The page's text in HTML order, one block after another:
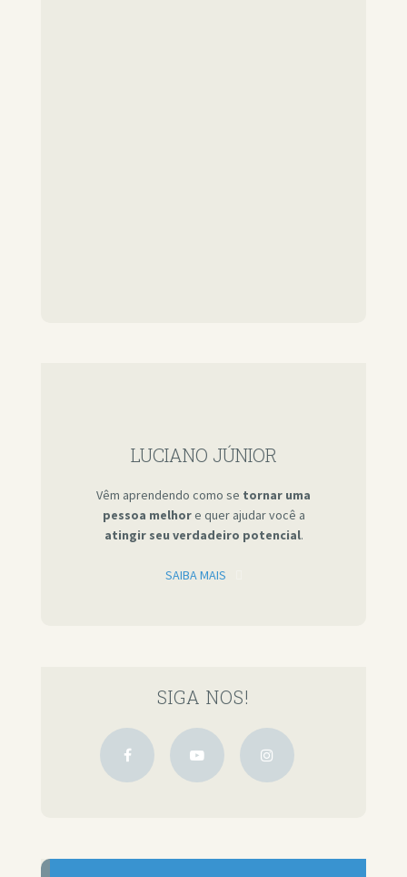
LUCIANO JÚNIOR
Vêm aprendendo como se tornar uma
pessoa melhore quer ajudar você a
atingir seu verdadeiro potencial.
SAIBA MAIS
SIGA NOS!